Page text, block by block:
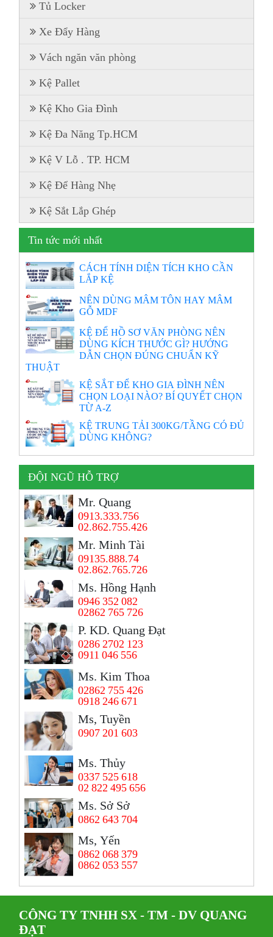
Tủ Locker
Xe Đẩy Hàng
Vách ngăn văn phòng
Kệ Pallet
Kệ Kho Gia Đình
Kệ Đa Năng Tp.HCM
Kệ V Lỗ . TP. HCM
Kệ Để Hàng Nhẹ
Kệ Sắt Lắp Ghép
Tin tức mới nhất
CÁCH TÍNH DIỆN TÍCH KHO CẦN
LẮP KỆ
NÊN DÙNG MÂM TÔN HAY MÂM
GỖ MDF
KỆ ĐỂ HỒ SƠ VĂN PHÒNG NÊN
DÙNG KÍCH THƯỚC GÌ? HƯỚNG
DẪN CHỌN ĐÚNG CHUẨN KỸ
THUẬT
KỆ SẮT ĐỂ KHO GIA ĐÌNH NÊN
CHỌN LOẠI NÀO? BÍ QUYẾT CHỌN
TỪ A-Z
KỆ TRUNG TẢI 300KG/TẦNG CÓ ĐỦ
DÙNG KHÔNG?
ĐỘI NGŨ HỖ TRỢ
Mr. Quang
0913.333.756
02.862.755.426
Mr. Minh Tài
09135.888.74
02.862.765.726
Ms. Hồng Hạnh
0946 352 082
02862 765 726
P. KD. Quang Đạt
0286 2702 123
0911 046 556
Ms. Kim Thoa
02862 755 426
0918 246 671
Ms, Tuyền
0907 201 603
Ms. Thủy
0337 525 618
02 822 495 656
Ms. Sở Sở
0862 643 704
Ms, Yến
0862 068 379
0862 053 557
CÔNG TY TNHH SX - TM - DV QUANG
ĐẠT